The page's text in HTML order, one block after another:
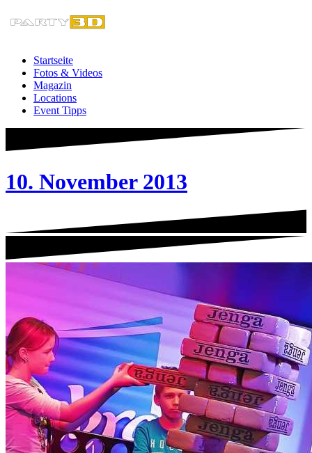
Inhalt
Startseite
Fotos & Videos
Magazin
Locations
Event Tipps
10. November 2013